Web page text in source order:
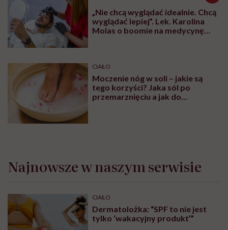
„Nie chcą wyglądać idealnie. Chcą
wyglądać lepiej”. Lek. Karolina
Molas o boomie na medycynę
CIAŁO
Moczenie nóg w soli – jakie są
tego korzyści? Jaka sól po
przemarznięciu a jak do
Najnowsze w naszym serwisie
CIAŁO
Dermatolożka: “SPF to nie jest
tylko ‘wakacyjny produkt’”